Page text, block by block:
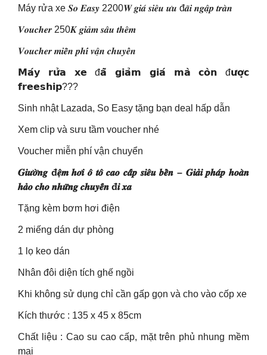
Máy rửa xe 𝑺𝒐 𝑬𝒂𝒔𝒚 2200𝑾 𝒈𝒊𝒂́ 𝒔𝒊𝒆̂𝒖 𝒖̛𝒖 đ𝒂̃𝒊 𝒏𝒈𝒂̣̂𝒑 𝒕𝒓𝒂̀𝒏
𝑽𝒐𝒖𝒄𝒉𝒆𝒓 250𝑲 𝒈𝒊𝒂̉𝒎 𝒔𝒂̂𝒖 𝒕𝒉𝒆̂𝒎
𝑽𝒐𝒖𝒄𝒉𝒆𝒓 𝒎𝒊𝒆̂̃𝒏 𝒑𝒉𝒊́ 𝒗𝒂̣̂𝒏 𝒄𝒉𝒖𝒚𝒆̂̉𝒏
𝗠𝗮́𝘆 𝗿𝘂̛̉𝗮 𝘅𝗲 đ𝗮̃ 𝗴𝗶𝗮̉𝗺 𝗴𝗶𝗮́ 𝗺𝗮̀ 𝗰𝗼̀𝗻 đ𝘂̛𝗼̛̣𝗰
𝗳𝗿𝗲𝗲𝘀𝗵𝗶𝗽???
Sinh nhật Lazada, So Easy tặng bạn deal hấp dẫn
Xem clip và sưu tầm voucher nhé
Voucher miễn phí vận chuyển
𝑮𝒊𝒖̛𝒐̛̀𝒏𝒈 đ𝒆̣̂𝒎 𝒉𝒐̛𝒊 𝒐̂ 𝒕𝒐̂ 𝒄𝒂𝒐 𝒄𝒂̂́𝒑 𝒔𝒊𝒆̂𝒖 𝒃𝒆̂̀𝒏 – 𝑮𝒊𝒂̉𝒊 𝒑𝒉𝒂́𝒑 𝒉𝒐𝒂̀𝒏
𝒉𝒂̉𝒐 𝒄𝒉𝒐 𝒏𝒉𝒖̛̃𝒏𝒈 𝒄𝒉𝒖𝒚𝒆̂́𝒏 đ𝒊 𝒙𝒂
Tặng kèm bơm hơi điện
2 miếng dán dự phòng
1 lọ keo dán
Nhân đôi diện tích ghế ngồi
Khi không sử dụng chỉ cần gấp gọn và cho vào cốp xe
Kích thước : 135 x 45 x 85cm
Chất liệu : Cao su cao cấp, mặt trên phủ nhung mềm
mại